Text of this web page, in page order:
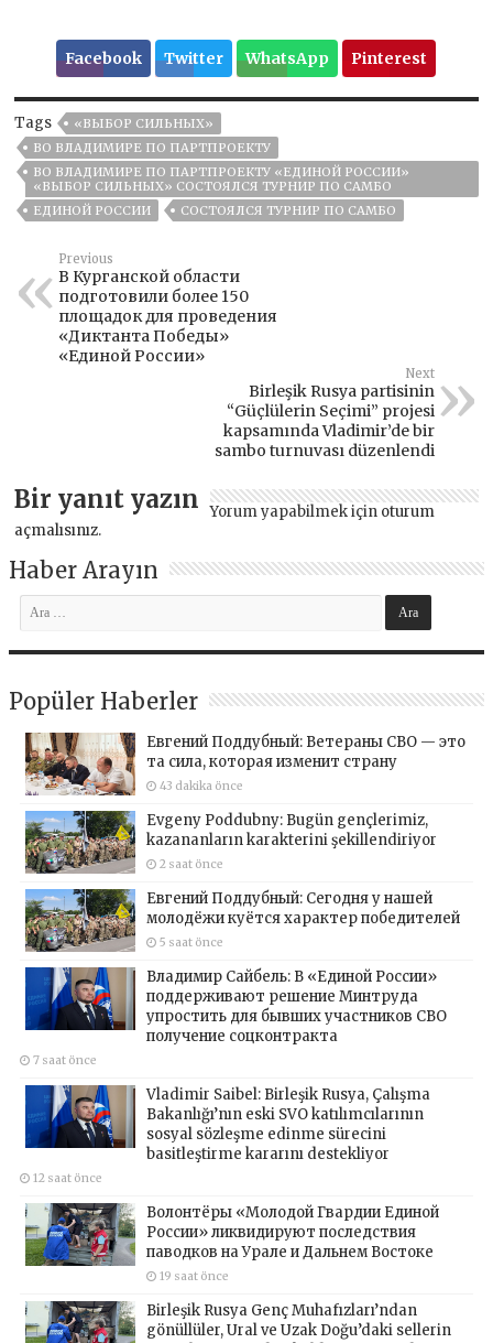
Facebook Twitter WhatsApp Pinterest
Tags
«ВЫБОР СИЛЬНЫХ»
ВО ВЛАДИМИРЕ ПО ПАРТПРОЕКТУ
ВО ВЛАДИМИРЕ ПО ПАРТПРОЕКТУ «ЕДИНОЙ РОССИИ»
«ВЫБОР СИЛЬНЫХ» СОСТОЯЛСЯ ТУРНИР ПО САМБО
ЕДИНОЙ РОССИИ
СОСТОЯЛСЯ ТУРНИР ПО САМБО
Previous
В Курганской области
подготовили более 150
площадок для проведения
«Диктанта Победы»
«Единой России»
Next
Birleşik Rusya partisinin
“Güçlülerin Seçimi” projesi
kapsamında Vladimir’de bir
sambo turnuvası düzenlendi
Bir yanıt yazın Yorum yapabilmek için oturum
açmalısınız.
Haber Arayın
Popüler Haberler
Евгений Поддубный: Ветераны СВО — это
та сила, которая изменит страну
43 dakika önce
Evgeny Poddubny: Bugün gençlerimiz,
kazananların karakterini şekillendiriyor
2 saat önce
Евгений Поддубный: Сегодня у нашей
молодёжи куётся характер победителей
5 saat önce
Владимир Сайбель: В «Единой России»
поддерживают решение Минтруда
упростить для бывших участников СВО
получение соцконтракта
7 saat önce
Vladimir Saibel: Birleşik Rusya, Çalışma
Bakanlığı’nın eski SVO katılımcılarının
sosyal sözleşme edinme sürecini
basitleştirme kararını destekliyor
12 saat önce
Волонтёры «Молодой Гвардии Единой
России» ликвидируют последствия
паводков на Урале и Дальнем Востоке
19 saat önce
Birleşik Rusya Genç Muhafızları’ndan
gönüllüler, Ural ve Uzak Doğu’daki sellerin